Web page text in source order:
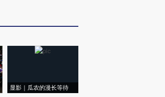
显影｜瓜农的漫长等待